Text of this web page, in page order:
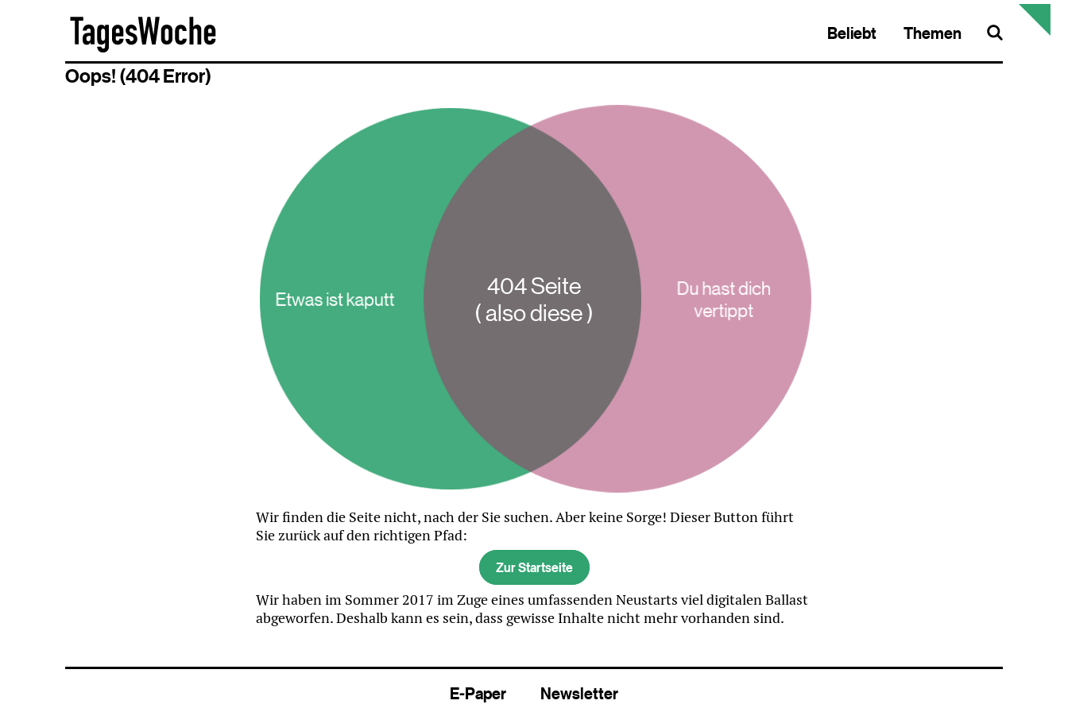
Beliebt Themen
Oops! (404 Error)
Etwas ist kaputt
404 Seite
( also diese )
Du hast dich
vertippt
Wir finden die Seite nicht, nach der Sie suchen. Aber keine Sorge! Dieser Button führt
Sie zurück auf den richtigen Pfad:
Zur Startseite
Wir haben im Sommer 2017 im Zuge eines umfassenden Neustarts viel digitalen Ballast
abgeworfen. Deshalb kann es sein, dass gewisse Inhalte nicht mehr vorhanden sind.
E-Paper Newsletter